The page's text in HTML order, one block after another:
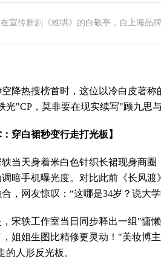
宣传新剧《难哄》的白敬亭，自上海品
热搜榜首时，这位以冷白皮著称
光"CP，莫非要在现实续写"顾九思
：穿白裙秒变行走打光板】
天身着米白色针织长裙现身商圈
暗手机曝光度。对比此前《长风
，网友惊叹：“这哪是34岁？说大
轶工作室当日同步释出一组"慵
姐姐生图比精修更灵动！"美妆博
人形反光板。